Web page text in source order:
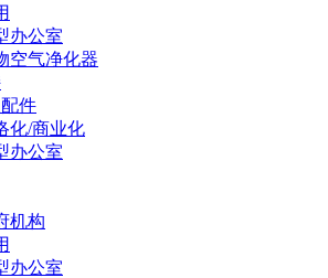
办公室
空气净化器
件
化/商业化
办公室
机构
办公室